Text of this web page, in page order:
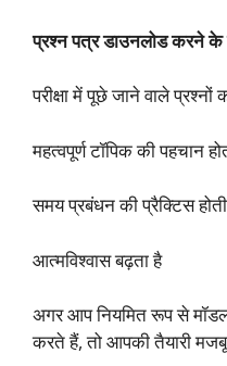
प्रश्न पत्र डाउनलोड करने के
परीक्षा में पूछे जाने वाले
महत्वपूर्ण टॉपिक की पहचान
समय प्रबंधन की प्रैक्टिस
आत्मविश्वास बढ़ता है
अगर आप नियमित रूप से
करते हैं, तो आपकी तैयारी